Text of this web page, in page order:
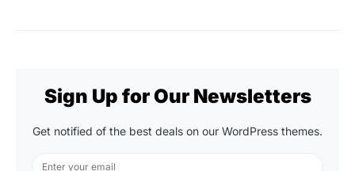
Sign Up for Our Newsletters
Get notified of the best deals on our WordPress themes.